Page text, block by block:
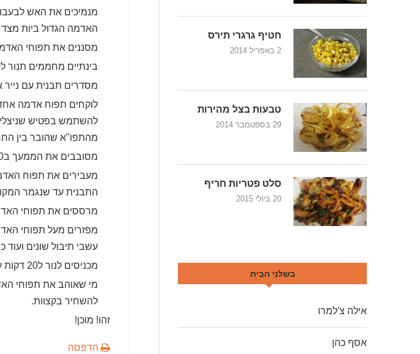
מנמיכים את האש
האדמה הגדול ביות
מסננים את תפוחי האדמה מהמים ונותנים
בינתיים מחממים תנור ל220 מעלות.
מסדרים תבנית עם נייר
לוקחים תפוח אדמה
להשתמש בפטיש
מהתפו"א שהובר בין
מסובבים את הממעך ב90 מעלות ולוחצים שוב.
מעבירים את תפוח
התבנית עד שנגמר
מרססים את תפוחי
מפזרים מעל תפוחי
עשבי תיבול שונים ועוד
מכניסים לנור ל20 דקות עד שתפוחי האדמה משחימים יפה.
להשחיר בקצוות.
זהו! מוכן!
הדפסה
חטיף גרגרי תירס
2 באפריל 2014
טבעות בצל מהירות
29 בספטמבר 2014
סלט פטריות חריף
20 ביולי 2015
בשלני הבית
אילה צ'למרו
אסף כהן